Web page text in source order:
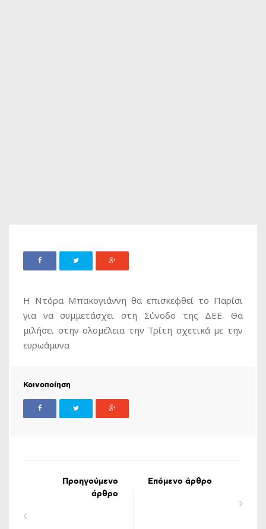
Η Ντόρα Μπακογιάννη θα επισκεφθεί το Παρίσι
για να συμμετάσχει στη Σύνοδο της ΔΕΕ. Θα
μιλήσει στην ολομέλεια την Τρίτη σχετικά με την
ευρωάμυνα
Κοινοποίηση
Προηγούμενο
άρθρο
Επόμενο άρθρο